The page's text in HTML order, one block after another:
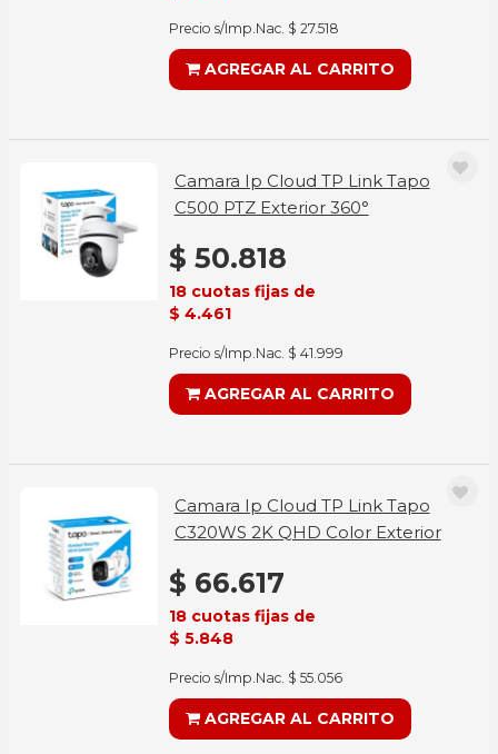
Precio s/Imp.Nac. $ 27.518
AGREGAR AL CARRITO
Camara Ip Cloud TP Link Tapo
C500 PTZ Exterior 360°
$ 50.818
18 cuotas fijas de
$ 4.461
Precio s/Imp.Nac. $ 41.999
AGREGAR AL CARRITO
Camara Ip Cloud TP Link Tapo
C320WS 2K QHD Color Exterior
$ 66.617
18 cuotas fijas de
$ 5.848
Precio s/Imp.Nac. $ 55.056
AGREGAR AL CARRITO